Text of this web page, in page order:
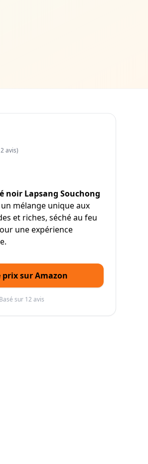
avis)
noir Lapsang Souchong
un mélange unique aux
et riches, séché au feu
une expérience
prix sur Amazon
Basé sur 12 avis